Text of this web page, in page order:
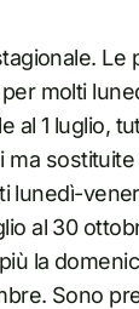
Le
molti
al 1 luglio,
ma
lunedì-
al 30
la
Sono